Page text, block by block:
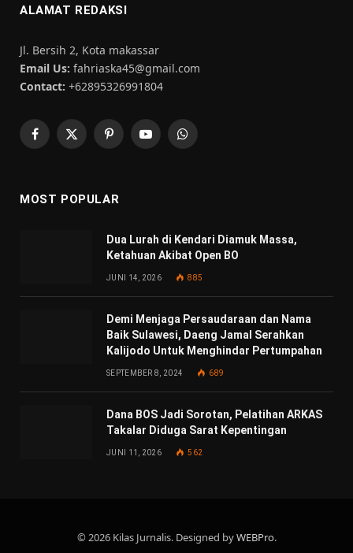
ALAMAT REDAKSI
Jl. Bersih 2, Kota makassar
Email Us: fahriaska45@gmail.com
Contact: +62895326991804
Facebook
X
PinterestYouTubeWhatsApp
MOST POPULAR
Dua Lurah di Kendari Diamuk Massa,
Ketahuan Akibat Open BO
JUNI 14, 2026 885
Demi Menjaga Persaudaraan dan Nama
Baik Sulawesi, Daeng Jamal Serahkan
Kalijodo Untuk Menghindar Pertumpahan
SEPTEMBER 8, 2024 689
Dana BOS Jadi Sorotan, Pelatihan ARKAS
Takalar Diduga Sarat Kepentingan
JUNI 11, 2026 562
© 2026 Kilas Jurnalis. Designed byWEBPro.